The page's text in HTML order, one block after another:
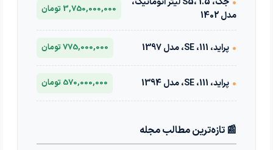
مدل 1402
3,750,000,000 تومان
• پراید، 111، SE، مدل 1397 775,000,000 تومان
• پراید، 111، SE، مدل 1394 570,000,000 تومان
📰 تازه‌ترین مطالب مجله